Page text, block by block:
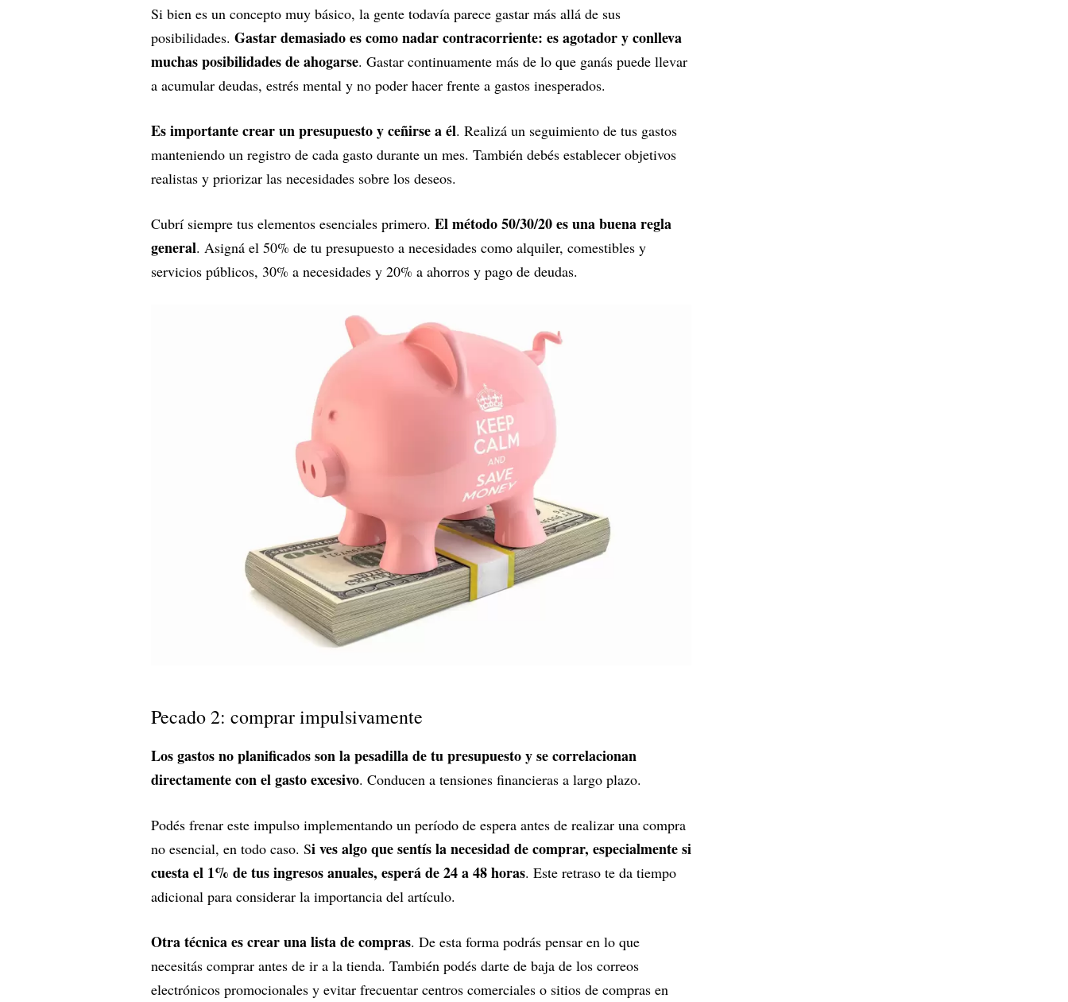
Si bien es un concepto muy básico, la gente todavía parece gastar más allá de sus
posibilidades. Gastar demasiado es como nadar contracorriente: es agotador y conlleva
muchas posibilidades de ahogarse. Gastar continuamente más de lo que ganás puede llevar
a acumular deudas, estrés mental y no poder hacer frente a gastos inesperados.
Es importante crear un presupuesto y ceñirse a él. Realizá un seguimiento de tus gastos
manteniendo un registro de cada gasto durante un mes. También debés establecer objetivos
realistas y priorizar las necesidades sobre los deseos.
Cubrí siempre tus elementos esenciales primero. El método 50/30/20 es una buena regla
general. Asigná el 50% de tu presupuesto a necesidades como alquiler, comestibles y
servicios públicos, 30% a necesidades y 20% a ahorros y pago de deudas.
Pecado 2: comprar impulsivamente
Los gastos no planificados son la pesadilla de tu presupuesto y se correlacionan
directamente con el gasto excesivo. Conducen a tensiones financieras a largo plazo.
Podés frenar este impulso implementando un período de espera antes de realizar una compra
no esencial, en todo caso. Si ves algo que sentís la necesidad de comprar, especialmente si
cuesta el 1% de tus ingresos anuales, esperá de 24 a 48 horas. Este retraso te da tiempo
adicional para considerar la importancia del artículo.
Otra técnica es crear una lista de compras. De esta forma podrás pensar en lo que
necesitás comprar antes de ir a la tienda. También podés darte de baja de los correos
electrónicos promocionales y evitar frecuentar centros comerciales o sitios de compras en